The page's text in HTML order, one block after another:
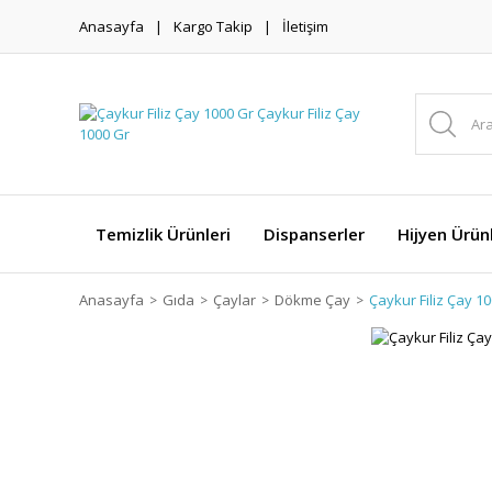
Anasayfa Kargo Takip İletişim
Temizlik Ürünleri Dispanserler Hijyen
Anasayfa Gıda Çaylar Dökme Çay Çaykur Filiz Çay